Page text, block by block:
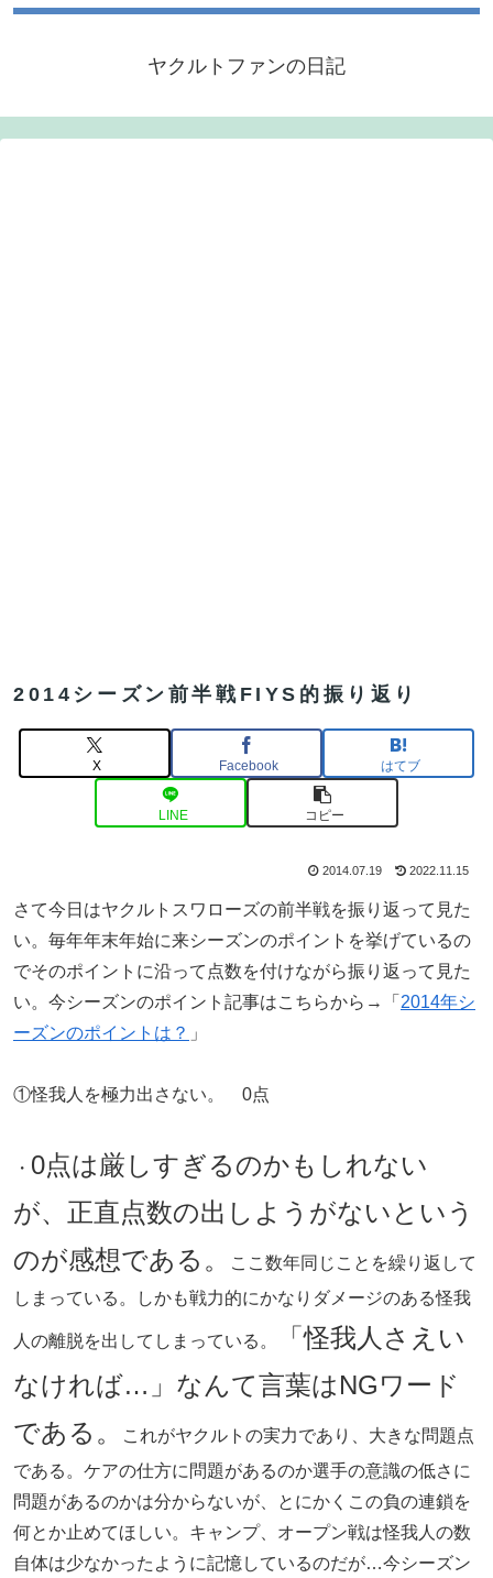
ヤクルトファンの日記
2014シーズン前半戦FIYS的振り返り
X Facebook はてブ
LINE コピー
2014.07.19 2022.11.15
さて今日はヤクルトスワローズの前半戦を振り返って見た
い。毎年年末年始に来シーズンのポイントを挙げているの
でそのポイントに沿って点数を付けながら振り返って見た
い。今シーズンのポイント記事はこちらから→「 2014年シ
ーズンのポイントは？ 」
①怪我人を極力出さない。 0点
・ 0点は厳しすぎるのかもしれない
が、正直点数の出しようがないという
のが感想である。
ここ数年同じことを繰り返して
しまっている。しかも戦力的にかなりダメージのある怪我
人の離脱を出してしまっている。
「怪我人さえい
なければ…」なんて言葉はNGワード
である。
これがヤクルトの実力であり、大きな問題点
である。ケアの仕方に問題があるのか選手の意識の低さに
問題があるのかは分からないが、とにかくこの負の連鎖を
何とか止めてほしい。キャンプ、オープン戦は怪我人の数
自体は少なかったように記憶しているのだが…今シーズン